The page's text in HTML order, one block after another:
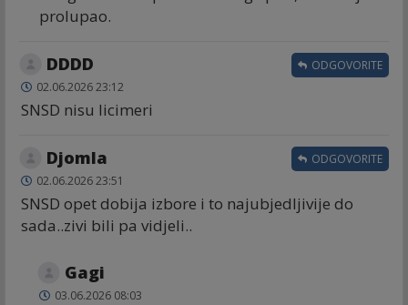
prolupao.
DDDD
02.06.2026 23:12
SNSD nisu licimeri
ODGOVORITE
Djomla
02.06.2026 23:51
SNSD opet dobija izbore i to najubjedljivije do
sada..zivi bili pa vidjeli..
ODGOVORITE
Gagi
03.06.2026 08:03